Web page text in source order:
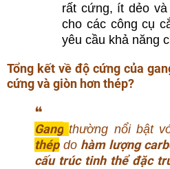
rất cứng, ít dẻo
cho các công cụ
yêu cầu khả năng
Tổng kết về độ cứng của
cứng và giòn hơn thép?
❝
Gang thường nổi bật
thépdo hàm lượng
cấu trúc tinh thể đặc